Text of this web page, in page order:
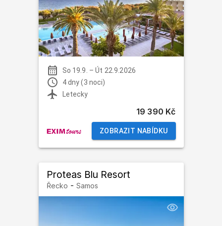
So 19.9. –Út 22.9.2026
4 dny (3 noci)
Letecky
19 390 Kč
ZOBRAZIT NABÍDKU
Proteas Blu Resort
Řecko - Samos